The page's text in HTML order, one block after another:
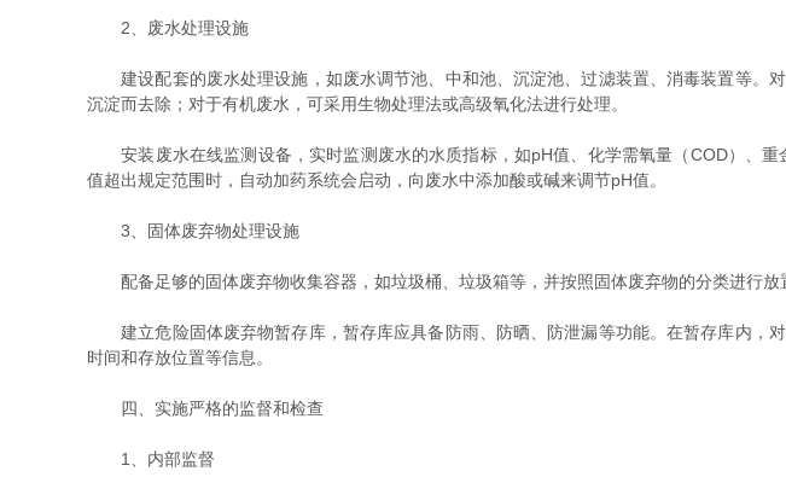
2、废水处理设施
建设配套的废水处理设施，如废水调节池、中和池、沉淀池、过滤装置、消毒装置等。
沉淀而去除；对于有机废水，可采用生物处理法或高级氧化法进行处理。
安装废水在线监测设备，实时监测废水的水质指标，如pH值、化学需氧量（COD）、重
值超出规定范围时，自动加药系统会启动，向废水中添加酸或碱来调节pH值。
3、固体废弃物处理设施
配备足够的固体废弃物收集容器，如垃圾桶、垃圾箱等，并按照固体废弃物的分类进行放
建立危险固体废弃物暂存库，暂存库应具备防雨、防晒、防泄漏等功能。在暂存库内，
时间和存放位置等信息。
四、实施严格的监督和检查
1、内部监督